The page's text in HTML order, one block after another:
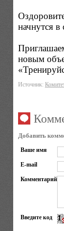
начнутся в
новым
Источник:
Добавить
Ваше имя
E-mail
Комментарий
Введите код